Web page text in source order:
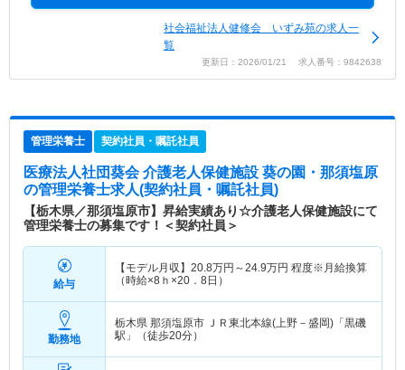
社会福祉法人健修会 いずみ苑の求人一
覧
更新日：2026/01/21 求人番号：9842638
管理栄養士 契約社員・嘱託社員
医療法人社団葵会 介護老人保健施設 葵の園・那須塩原
の管理栄養士求人(契約社員・嘱託社員)
【栃木県／那須塩原市】昇給実績あり☆介護老人保健施設にて
管理栄養士の募集です！＜契約社員＞
給与
【モデル月収】 20.8万円～24.9万円 程度※月給換算
（時給×8ｈ×20．8日）
勤務地
栃木県 那須塩原市 ＪＲ東北本線(上野－盛岡)「黒磯
駅」（徒歩20分）